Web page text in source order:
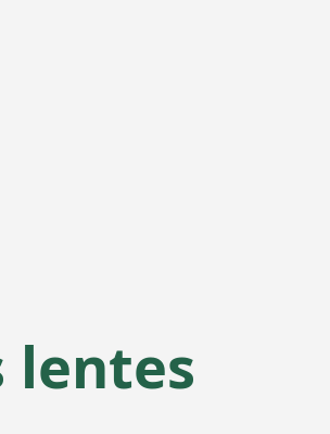
lentes